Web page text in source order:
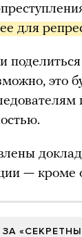
для
это
— кроме